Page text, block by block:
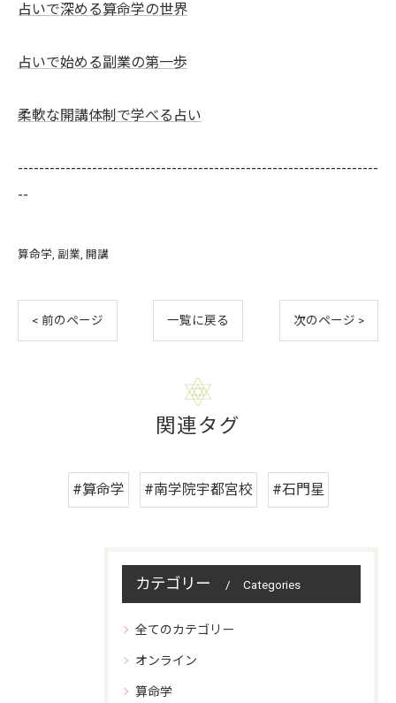
占いで深める算命学の世界
占いで始める副業の第一歩
柔軟な開講体制で学べる占い
--------------------------------------------------------------------
--
算命学 副業 開講
< 前のページ 一覧に戻る 次のページ >
関連タグ
#算命学 #南学院宇都宮校 #石門星
カテゴリー Categories
全てのカテゴリー
オンライン
算命学